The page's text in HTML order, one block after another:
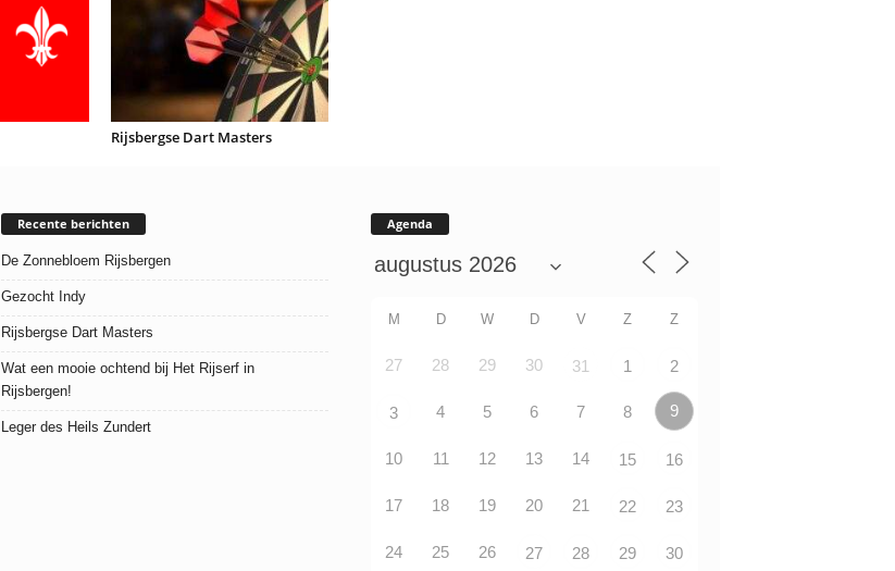
Rijsbergse Dart Masters
Recente berichten
De Zonnebloem Rijsbergen
Gezocht Indy
Rijsbergse Dart Masters
Wat een mooie ochtend bij Het Rijserf in
Rijsbergen!
Leger des Heils Zundert
Agenda
M D W D V Z Z
27 28 29 30 31 1 2
3 4 5 6 7 8 9
10 11 12 13 14 15 16
17 18 19 20 21 22 23
24 25 26 27 28 29 30